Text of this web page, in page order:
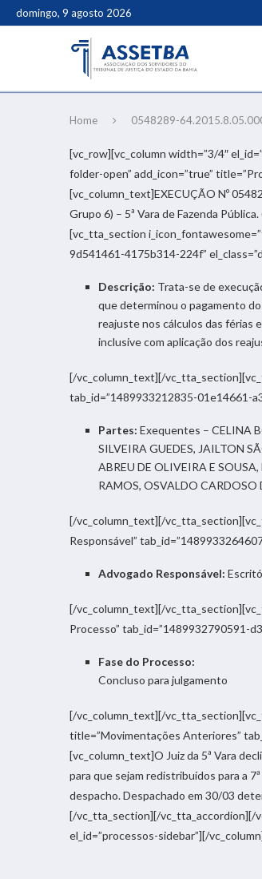
domingo, 9 agosto 2026
Home 0548289-
[vc_row][vc_column width=”3/4″
folder-open” add_icon=”true”
[vc_column_text]EXECUÇÃO Nº
Grupo 6) – 5ª Vara de Fazenda
[vc_tta_section
9d541461-4175b314-224f”
Descrição: Trata-se de
que determinou o pagamento
reajuste nos cálculos das férias
inclusive com aplicação dos
[/vc_column_text][/
tab_id=”1489933212835-01e14661-
Partes: Exequentes – CELINA
SILVEIRA GUEDES, JAILTON
ABREU DE OLIVEIRA E
RAMOS, OSVALDO CARDOSO
[/vc_column_text][/
Responsável”
Advogado Responsável:
[/vc_column_text][/
Processo” tab_id=”1489932790591-
Fase do Processo:
Concluso para julgamento
[/vc_column_text][/
title=”Movimentações Anteriores”
[vc_column_text]O Juiz da 5ª Vara
para que sejam redistribuídos para a
despacho. Despachado em 30/03
[/vc_tta_section][/vc_tta_accordion][/
el_id=”processos-sidebar”][/